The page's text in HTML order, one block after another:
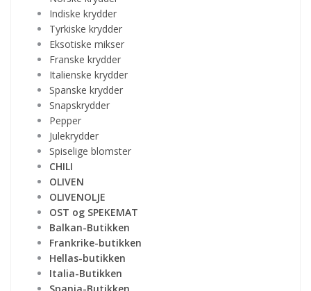
Indiske krydder
Tyrkiske krydder
Eksotiske mikser
Franske krydder
Italienske krydder
Spanske krydder
Snapskrydder
Pepper
Julekrydder
Spiselige blomster
CHILI
OLIVEN
OLIVENOLJE
OST og SPEKEMAT
Balkan-Butikken
Frankrike-butikken
Hellas-butikken
Italia-Butikken